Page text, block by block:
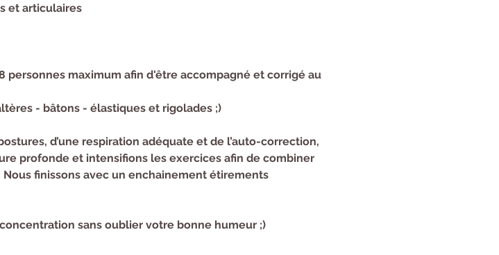
et articulaires
personnes maximum afin d'être accompagné et corrigé au
- bâtons - élastiques et rigolades ;)
d’une respiration adéquate et de l’auto-correction,
profonde et intensifions les exercices afin de combiner
finissons avec un enchainement étirements
sans oublier votre bonne humeur ;)